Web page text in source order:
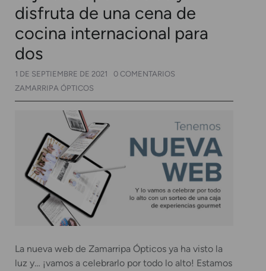
disfruta de una cena de
cocina internacional para
dos
1 DE SEPTIEMBRE DE 2021
0 COMENTARIOS
ZAMARRIPA ÓPTICOS
La nueva web de Zamarripa Ópticos ya ha visto la
luz y… ¡vamos a celebrarlo por todo lo alto! Estamos